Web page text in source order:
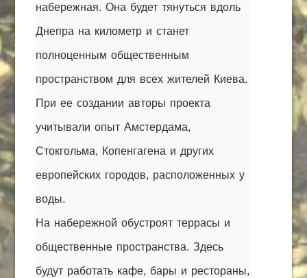
набережная. Она будет тянуться вдоль
Днепра на километр и станет
полноценным общественным
пространством для всех жителей Киева.
При ее создании авторы проекта
учитывали опыт Амстердама,
Стокгольма, Копенгагена и других
европейских городов, расположенных у
воды.
На набережной обустроят террасы и
общественные пространства. Здесь
будут работать кафе, бары и рестораны,